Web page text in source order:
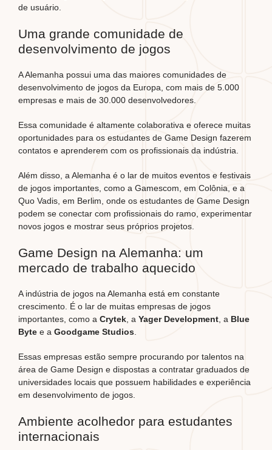
de usuário.
Uma grande comunidade de
desenvolvimento de jogos
A Alemanha possui uma das maiores comunidades de
desenvolvimento de jogos da Europa, com mais de 5.000
empresas e mais de 30.000 desenvolvedores.
Essa comunidade é altamente colaborativa e oferece muitas
oportunidades para os estudantes de Game Design fazerem
contatos e aprenderem com os profissionais da indústria.
Além disso, a Alemanha é o lar de muitos eventos e festivais
de jogos importantes, como a Gamescom, em Colônia, e a
Quo Vadis, em Berlim, onde os estudantes de Game Design
podem se conectar com profissionais do ramo, experimentar
novos jogos e mostrar seus próprios projetos.
Game Design na Alemanha: um
mercado de trabalho aquecido
A indústria de jogos na Alemanha está em constante
crescimento. É o lar de muitas empresas de jogos
importantes, como a Crytek , a Yager Development , a Blue
Byte e a Goodgame Studios
Essas empresas estão sempre procurando por talentos na
área de Game Design e dispostas a contratar graduados de
universidades locais que possuem habilidades e experiência
em desenvolvimento de jogos.
Ambiente acolhedor para estudantes
internacionais